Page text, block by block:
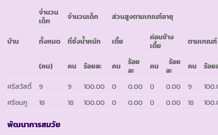
จำนวน
เด็ก
จำนวนเด็ก ส่วนสูงตามเกณฑ์อายุ
บ้าน ทั้งหมด ที่ชั่งน้ำหนัก เตี้ย
ค่อนข้าง
เตี้ย
ตามเกณฑ์
(คน) คน ร้อยละ คน
ร้อย
ละ
คน
ร้อย
ละ
คน
ร้อย
ศรีสวัสดิ์
9 9 100.00 0 0.00 0 0.00 9
ศรีชมภู
18 18 100.00 0 0.00 0 0.00 18
พัฒนาการสมวัย